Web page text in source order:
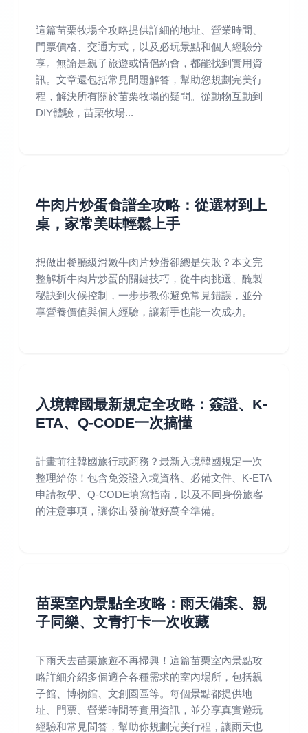
這篇苗栗牧場全攻略提供詳細的地址、營業時間、
門票價格、交通方式，以及必玩景點和個人經驗分
享。無論是親子旅遊或情侶約會，都能找到實用資
訊。文章還包括常見問題解答，幫助您規劃完美行
程，解決所有關於苗栗牧場的疑問。從動物互動到
DIY體驗，苗栗牧場...
牛肉片炒蛋食譜全攻略：從選材到上
桌，家常美味輕鬆上手
想做出餐廳級滑嫩牛肉片炒蛋卻總是失敗？本文完
整解析牛肉片炒蛋的關鍵技巧，從牛肉挑選、醃製
秘訣到火候控制，一步步教你避免常見錯誤，並分
享營養價值與個人經驗，讓新手也能一次成功。
入境韓國最新規定全攻略：簽證、K-
ETA、Q-CODE一次搞懂
計畫前往韓國旅行或商務？最新入境韓國規定一次
整理給你！包含免簽證入境資格、必備文件、K-ETA
申請教學、Q-CODE填寫指南，以及不同身份旅客
的注意事項，讓你出發前做好萬全準備。
苗栗室內景點全攻略：雨天備案、親
子同樂、文青打卡一次收藏
下雨天去苗栗旅遊不再掃興！這篇苗栗室內景點攻
略詳細介紹多個適合各種需求的室內場所，包括親
子館、博物館、文創園區等。每個景點都提供地
址、門票、營業時間等實用資訊，並分享真實遊玩
經驗和常見問答，幫助你規劃完美行程，讓雨天也